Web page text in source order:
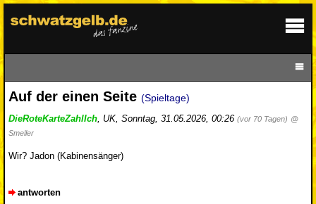
Auf der einen Seite (Spieltage)
DieRoteKarteZahlIch, UK, Sonntag, 31.05.2026, 00:26 (vor 70 Tagen) @
Smeller
Wir? Jadon (Kabinensänger)
antworten